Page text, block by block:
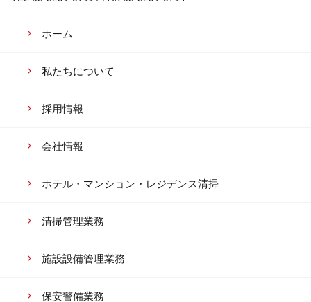
ホーム
私たちについて
採用情報
会社情報
ホテル・マンション・ レジデンス清掃
清掃管理業務
施設設備管理業務
保安警備業務